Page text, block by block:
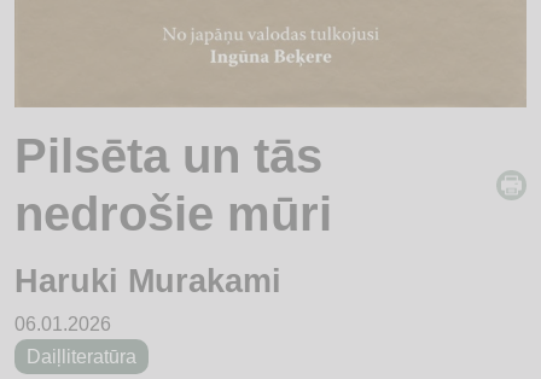
Pilsēta un tās
nedrošie mūri
Haruki Murakami
06.01.2026
Daiļliteratūra